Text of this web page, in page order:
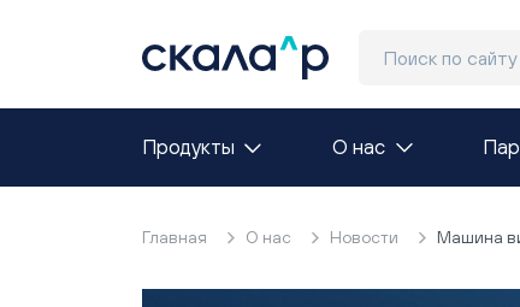
Продукты О нас
Главная О нас Новости Машина